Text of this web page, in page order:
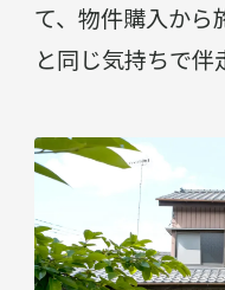
て、物件購入から
と同じ気持ちで伴